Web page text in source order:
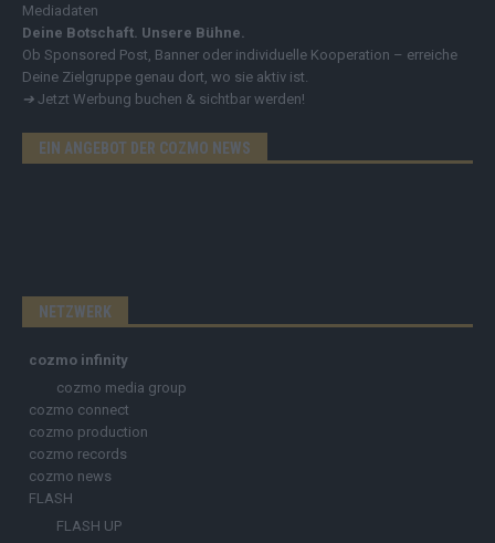
Mediadaten
Deine Botschaft. Unsere Bühne.
Ob Sponsored Post, Banner oder individuelle Kooperation – erreiche
Deine Zielgruppe genau dort, wo sie aktiv ist.
➔ Jetzt Werbung buchen & sichtbar werden!
EIN ANGEBOT DER COZMO NEWS
NETZWERK
cozmo infinity
cozmo media group
cozmo connect
cozmo production
cozmo records
cozmo news
FLASH
FLASH UP